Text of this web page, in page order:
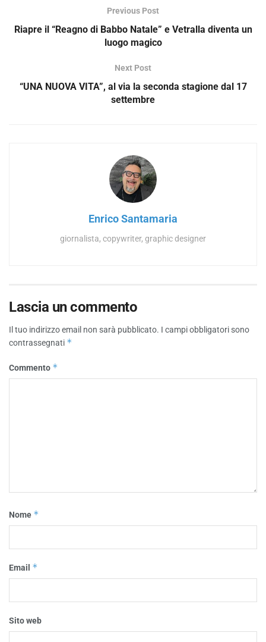
Previous Post
Riapre il “Reagno di Babbo Natale” e Vetralla diventa un
luogo magico
Next Post
“UNA NUOVA VITA”, al via la seconda stagione dal 17
settembre
Enrico Santamaria
giornalista, copywriter, graphic designer
Lascia un commento
Il tuo indirizzo email non sarà pubblicato. I campi obbligatori sono
contrassegnati *
Commento *
Nome *
Email *
Sito web